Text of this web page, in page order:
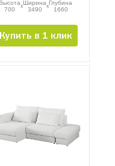
Высота
700
xШирина
3490
xГлубина
1660
Купить в 1 клик